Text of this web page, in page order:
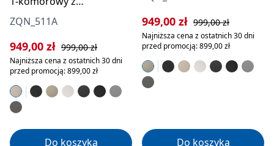
ociekaczem
ZQN_511A
Cena sprzedaży:
949,00 zł Cena regularna:
999,00 zł
Najniższa cena z ostatnich 30 dni
przed promocją: 899,00 zł
Do koszyka
Cena sprzedaży:
949,00 zł Cena regularna:
999,00 zł
Najniższa cena z ostatnich 30 dni
przed promocją: 899,00 zł
Do koszyka